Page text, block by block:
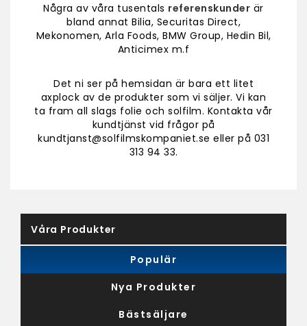
Några av våra tusentals referenskunder är
bland annat Bilia, Securitas Direct,
Mekonomen, Arla Foods, BMW Group, Hedin Bil,
Anticimex m.f
Det ni ser på hemsidan är bara ett litet
axplock av de produkter som vi säljer. Vi kan
ta fram all slags folie och solfilm. Kontakta vår
kundtjänst vid frågor på
kundtjanst@solfilmskompaniet.se eller på 031
313 94 33.
Våra Produkter
Populär
Nya Produkter
Bästsäljare